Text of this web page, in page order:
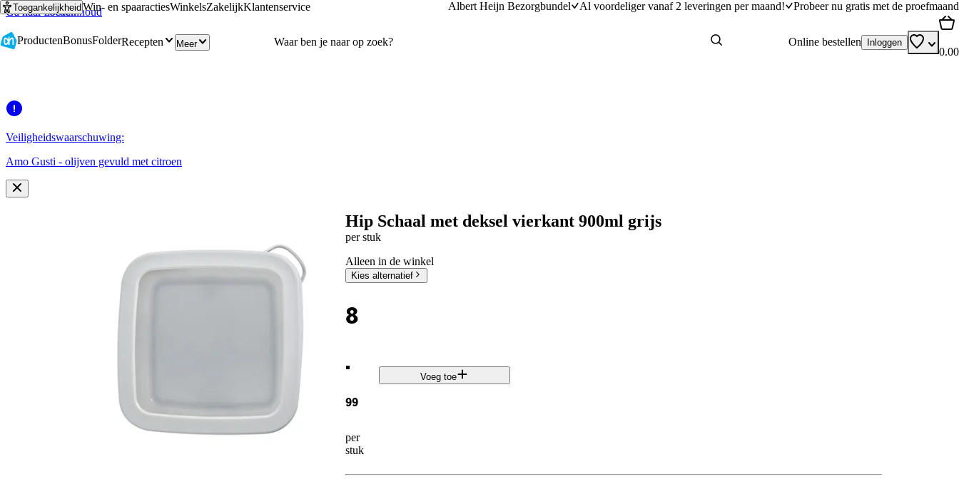
Ga naar hoofdinhoud
Ga naar zoeken
ToegankelijkheidWin- en spaaractiesWinkelsZakelijkKlantenservice Albert Heijn Bezorgbundel Al voordeliger vanaf 2 leveringen per maand! Probeer nu gratis met de proefmaand
ProductenBonusFolderRecepten Meer Online bestellen Inloggen
0.00
Veiligheidswaarschuwing:
Amo Gusti - olijven gevuld met citroen
Hip Schaal met deksel vierkant 900ml grijs
per stuk
Alleen in de winkel
Kies alternatief
8
.
99
per
stuk
Voeg toe